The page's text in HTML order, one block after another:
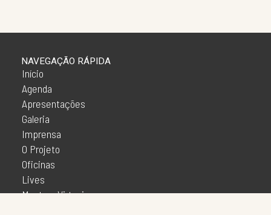
Início
Agenda
Apresentações
Galeria
Imprensa
O Projeto
Oficinas
Lives
Mostras Virtuais
NAVEGAÇÃO RÁPIDA